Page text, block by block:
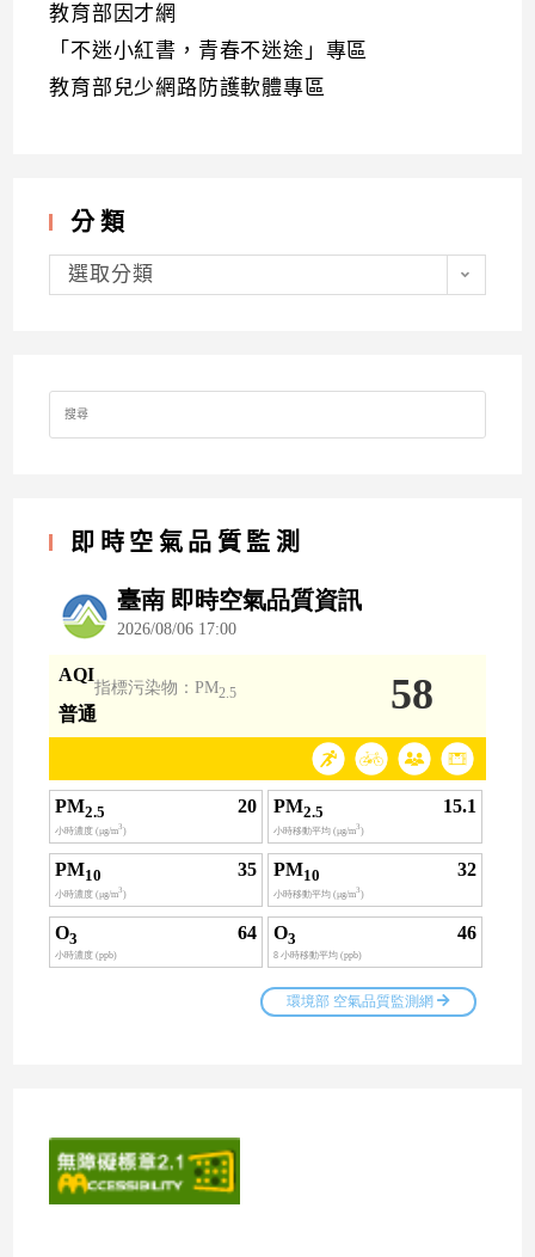
教育部因才網
「不迷小紅書，青春不迷途」專區
教育部兒少網路防護軟體專區
分類
分
類選取分類
Search
for:
即時空氣品質監測